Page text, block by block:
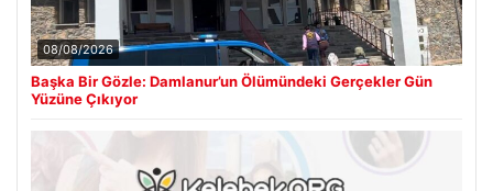
08/08/2026
Başka Bir Gözle: Damlanur’un Ölümündeki Gerçekler Gün
Yüzüne Çıkıyor